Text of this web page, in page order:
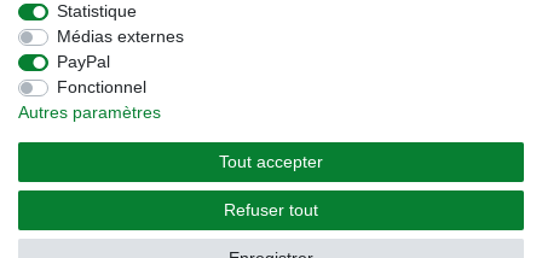
Conditions générales
Rétracter le contrat ici
© Copyright 2026 | Tous droits réservés. – Les prix indiqués par le Vendeur au
Statistique
Médias externes
PayPal
Fonctionnel
Autres paramètres
Tout accepter
Refuser tout